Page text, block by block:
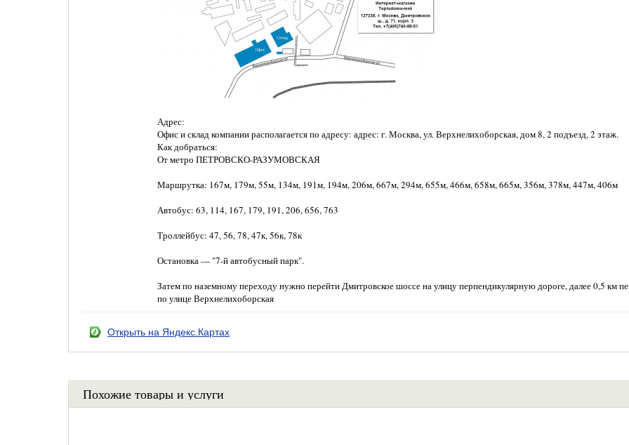
Адрес:
Офис и склад компании располагается по адресу: адрес: г. Москва, ул. Верхнелихоборская, дом 8, 2 подъезд, 2 этаж.
Как добраться:
От метро ПЕТРОВСКО-РАЗУМОВСКАЯ
Маршрутка: 167м, 179м, 55м, 134м, 191м, 194м, 206м, 667м, 294м, 655м, 466м, 658м, 665м, 356м, 378м, 447м, 406м
Автобус: 63, 114, 167, 179, 191, 206, 656, 763
Троллейбус: 47, 56, 78, 47к, 56к, 78к
Остановка — "7-й автобусный парк".
Затем по наземному переходу нужно перейти Дмитровское шоссе на улицу перпендикулярную дороге, далее 0,5 км
по улице Верхнелихоборская
Открыть на Яндекс.Картах
Похожие товары и услуги